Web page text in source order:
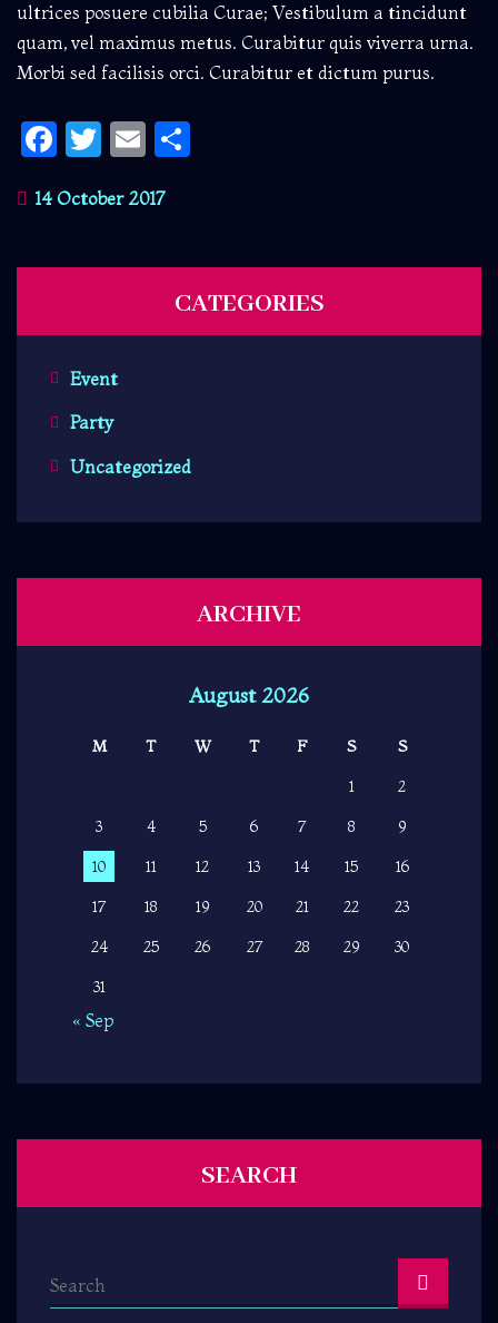
ultrices posuere cubilia Curae; Vestibulum a tincidunt
quam, vel maximus metus. Curabitur quis viverra urna.
Morbi sed facilisis orci. Curabitur et dictum purus.
Facebook
Twitter
Email
14 October 2017
CATEGORIES
Event
Party
Uncategorized
ARCHIVE
August 2026
M T W T F S
S
1
2
3
4 5 6 7 8
9
10
11 12 13 14 15
16
17
18 19 20 21 22
23
24
25 26 27 28 29
30
31
« Sep
SEARCH